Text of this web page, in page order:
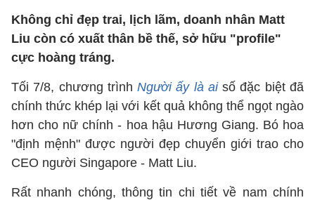
Không chỉ đẹp trai, lịch lãm, doanh nhân Matt
Liu còn có xuất thân bề thế, sở hữu "profile"
cực hoàng tráng.
Tối 7/8, chương trìnhNgười ấy là aisố đặc biệt đã
chính thức khép lại với kết quả không thể ngọt ngào
hơn cho nữ chính - hoa hậu Hương Giang. Bó hoa
"định mệnh" được người đẹp chuyển giới trao cho
CEO người Singapore - Matt Liu.
Rất nhanh chóng, thông tin chi tiết về nam chính